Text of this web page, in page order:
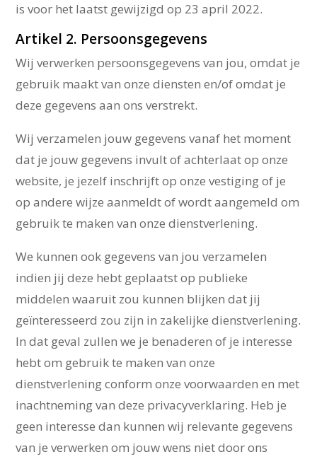
is voor het laatst gewijzigd op 23 april 2022.
Artikel 2. Persoonsgegevens
Wij verwerken persoonsgegevens van jou, omdat je
gebruik maakt van onze diensten en/of omdat je
deze gegevens aan ons verstrekt.
Wij verzamelen jouw gegevens vanaf het moment
dat je jouw gegevens invult of achterlaat op onze
website, je jezelf inschrijft op onze vestiging of je
op andere wijze aanmeldt of wordt aangemeld om
gebruik te maken van onze dienstverlening.
We kunnen ook gegevens van jou verzamelen
indien jij deze hebt geplaatst op publieke
middelen waaruit zou kunnen blijken dat jij
geïnteresseerd zou zijn in zakelijke dienstverlening.
In dat geval zullen we je benaderen of je interesse
hebt om gebruik te maken van onze
dienstverlening conform onze voorwaarden en met
inachtneming van deze privacyverklaring. Heb je
geen interesse dan kunnen wij relevante gegevens
van je verwerken om jouw wens niet door ons